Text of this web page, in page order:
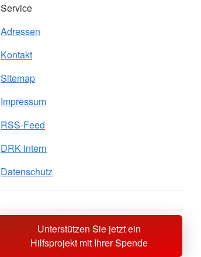
Unterstützen Sie jetzt ein
Hilfsprojekt mit Ihrer Spende
Service
Adressen
Kontakt
Sitemap
Impressum
RSS-Feed
DRK intern
Datenschutz
Sprache wechseln zu